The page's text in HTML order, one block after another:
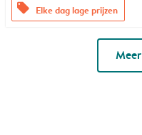
offers Elke dag lage prijzen